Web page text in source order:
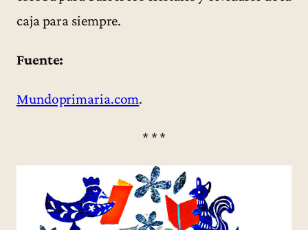
caja para siempre.
Fuente:
Mundoprimaria.com.
* * *